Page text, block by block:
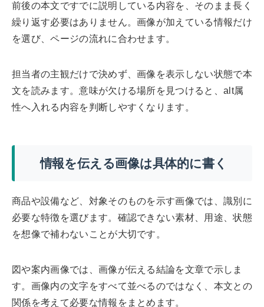
前後の本文ですでに説明している内容を、そのまま長く
繰り返す必要はありません。画像が加えている情報だけ
を選び、ページの流れに合わせます。
担当者の主観だけで決めず、画像を表示しない状態で本
文を読みます。意味が欠ける場所を見つけると、alt属
性へ入れる内容を判断しやすくなります。
情報を伝える画像は具体的に書く
商品や設備など、対象そのものを示す画像では、識別に
必要な特徴を選びます。確認できない素材、用途、状態
を想像で補わないことが大切です。
図や案内画像では、画像が伝える結論を文章で示しま
す。画像内の文字をすべて並べるのではなく、本文との
関係を考えて必要な情報をまとめます。